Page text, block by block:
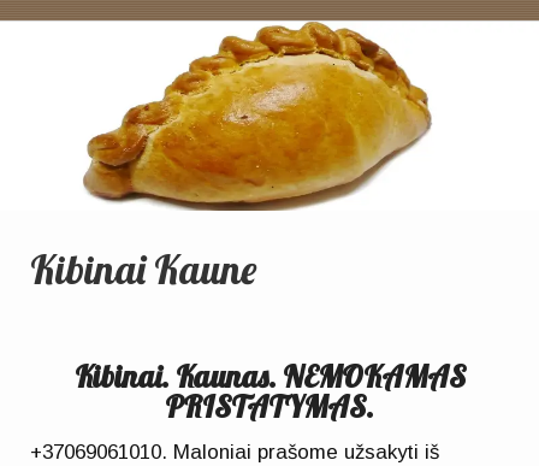
Kibinai Kaune
Kibinai. Kaunas. NEMOKAMAS
PRISTATYMAS.
+37069061010. Maloniai prašome užsakyti iš